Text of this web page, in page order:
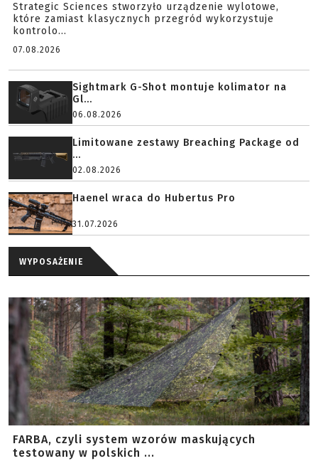
Strategic Sciences stworzyło urządzenie wylotowe,
które zamiast klasycznych przegród wykorzystuje
kontrolo...
07.08.2026
Sightmark G-Shot montuje kolimator na
Gl...
06.08.2026
Limitowane zestawy Breaching Package od
...
02.08.2026
Haenel wraca do Hubertus Pro
31.07.2026
WYPOSAŻENIE
FARBA, czyli system wzorów maskujących
testowany w polskich ...